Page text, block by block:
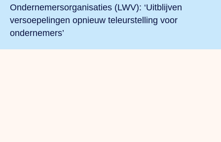
Ondernemersorganisaties (LWV): ‘Uitblijven
versoepelingen opnieuw teleurstelling voor
ondernemers’